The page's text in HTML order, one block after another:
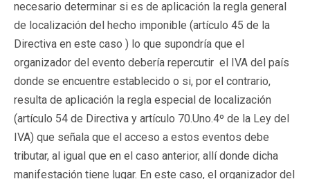
necesario determinar si es de aplicación la regla general
de localización del hecho imponible (artículo 45 de la
Directiva en este caso ) lo que supondría que el
organizador del evento debería repercutir el IVA del país
donde se encuentre establecido o si, por el contrario,
resulta de aplicación la regla especial de localización
(artículo 54 de Directiva y artículo 70.Uno.4º de la Ley del
IVA) que señala que el acceso a estos eventos debe
tributar, al igual que en el caso anterior, allí donde dicha
manifestación tiene lugar. En este caso, el organizador del